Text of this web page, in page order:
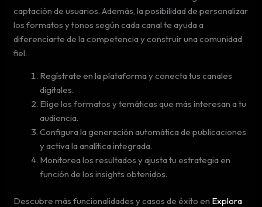
captación de usuarios. Además, la posibilidad de personalizar
los formatos y tonos según cada canal te ayuda a
diferenciarte de la competencia y construir una comunidad
fiel.
Regístrate en la plataforma y conecta tus canales
digitales.
Elige los formatos y temáticas que más interesan a tu
audiencia.
Configura la generación automática de publicaciones
y activa la analítica integrada.
Monitorea los resultados y ajusta tu estrategia en
función de los insights obtenidos.
Descubre más funcionalidades y casos de éxito en Explora